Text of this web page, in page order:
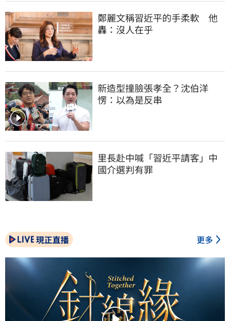
鄭麗文稱習近平的手柔軟　他
轟：沒人在乎
新造型撞臉張孝全？沈伯洋
愣：以為是反串
里長赴中喊「習近平請客」中
國介選判有罪
現正直播 更多